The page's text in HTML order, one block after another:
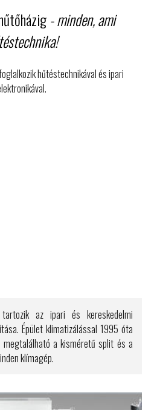
- minden, ami
hűtéstechnikával és ipari
tartozik az ipari és kereskedelmi
Épület klimatizálással 1995 óta
megtalálható a kisméretű split és a
klímagép.